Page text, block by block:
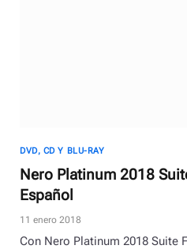
DVD, CD Y BLU-RAY
Nero Platinum 2018
Español
11 enero 2018
Con Nero Platinum 2018 Suite